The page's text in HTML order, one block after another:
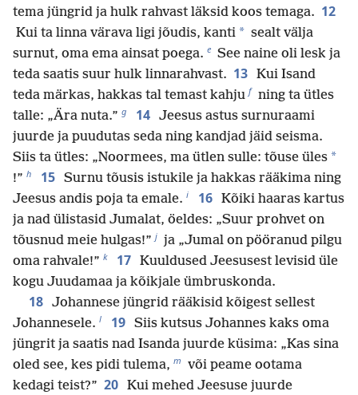
tema jüngrid ja hulk rahvast läksid koos temaga. 12
Kui ta linna värava ligi jõudis, kanti * sealt välja
surnut, oma ema ainsat poega. e See naine oli lesk ja
teda saatis suur hulk linnarahvast. 13 Kui Isand
teda märkas, hakkas tal temast kahju f ning ta ütles
talle: „Ära nuta.” g 14 Jeesus astus surnuraami
juurde ja puudutas seda ning kandjad jäid seisma.
Siis ta ütles: „Noormees, ma ütlen sulle: tõuse üles *
!” h 15 Surnu tõusis istukile ja hakkas rääkima ning
Jeesus andis poja ta emale. i 16 Kõiki haaras kartus
ja nad ülistasid Jumalat, öeldes: „Suur prohvet on
tõusnud meie hulgas!” j ja „Jumal on pööranud pilgu
oma rahvale!” k 17 Kuuldused Jeesusest levisid üle
kogu Juudamaa ja kõikjale ümbruskonda.
18 Johannese jüngrid rääkisid kõigest sellest
Johannesele. l 19 Siis kutsus Johannes kaks oma
jüngrit ja saatis nad Isanda juurde küsima: „Kas sina
oled see, kes pidi tulema, m või peame ootama
kedagi teist?” 20 Kui mehed Jeesuse juurde